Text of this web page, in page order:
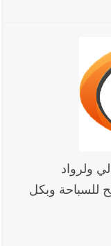
ولرواد
للسباحة وبكل